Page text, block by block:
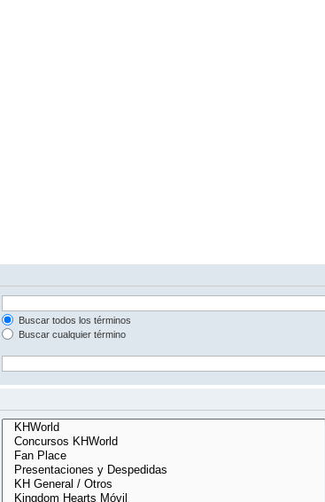
Buscar todos los términos
Buscar cualquier término